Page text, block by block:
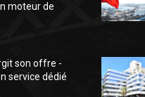
moteur de
son offre -
service dédié